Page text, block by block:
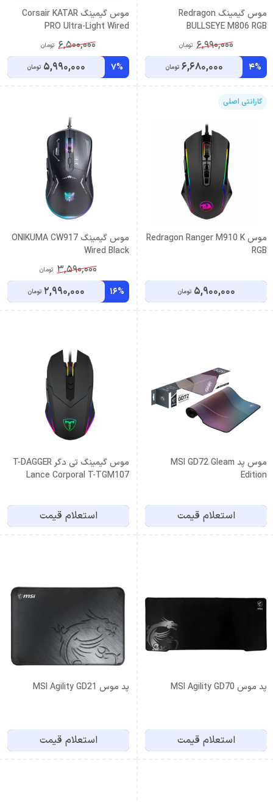
موس گیمینگ Redragon
BULLSEYE M806 RGB
6,990,000 تومان
4%
6,680,000 تومان
موس گیمینگ Corsair KATAR
PRO Ultra-Light Wired
6,500,000 تومان
7%
5,990,000 تومان
گارانتی اصلی
موس Redragon Ranger M910 K
RGB
5,900,000 تومان
موس گیمینگ ONIKUMA CW917
Wired Black
3,590,000 تومان
16%
2,990,000 تومان
موس پد MSI GD72 Gleam
Edition
استعلام قیمت
موس گیمینگ تی دگر T-DAGGER
Lance Corporal T-TGM107
استعلام قیمت
پد موس MSI Agility GD70
استعلام قیمت
پد موس MSI Agility GD21
استعلام قیمت